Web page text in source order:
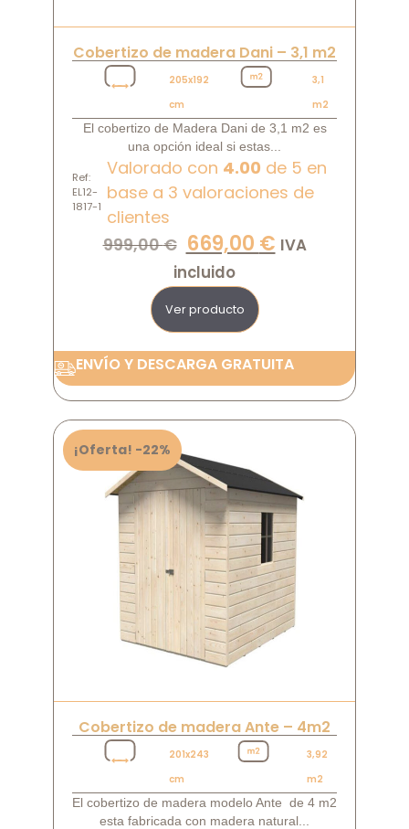
Cobertizo de madera Dani – 3,1 m2
205x192
cm
3,1
m2
El cobertizo de Madera Dani de 3,1 m2 es
una opción ideal si estas...
Ref:
EL12-
1817-1
Valorado con 4.00 de 5 en
base a 3 valoraciones de
clientes
999,00€ 669,00 € IVA
incluido
Ver producto
ENVÍO Y DESCARGA GRATUITA
¡Oferta! -22%
Cobertizo de madera Ante – 4m2
201x243
cm
3,92
m2
El cobertizo de madera modelo Ante de 4 m2
esta fabricada con madera natural...